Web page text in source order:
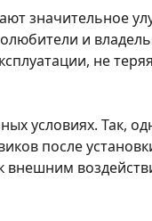
значительное
и
не
условиях. Так,
после
внешним